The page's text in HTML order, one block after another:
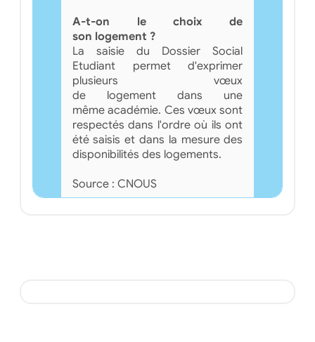
A-t-on le choix de
son logement ?
La saisie du Dossier Social
Etudiant permet d'exprimer
plusieurs vœux
de logement dans une
même académie. Ces vœux sont
respectés dans l'ordre où ils ont
été saisis et dans la mesure des
disponibilités des logements.
Source : CNOUS